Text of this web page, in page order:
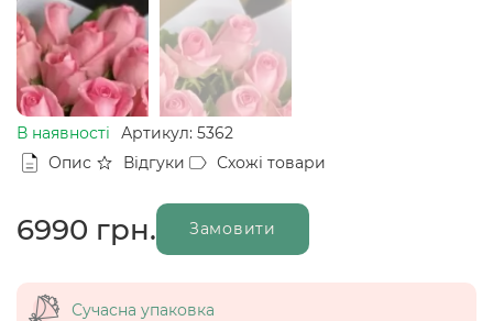
В наявності
Артикул: 5362
Опис
Відгуки Схожі товари
6990 грн. Замовити
Сучасна упаковка